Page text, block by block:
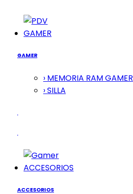
GAMER
GAMER
› MEMORIA RAM GAMER
› SILLA
ACCESORIOS
ACCESORIOS